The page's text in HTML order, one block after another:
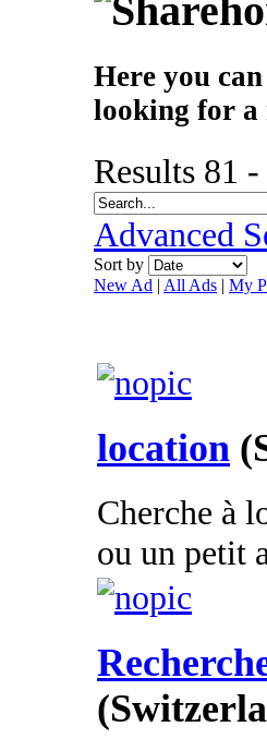
Here you
looking for a
Results 81
Advanced
Sort by
New Ad | All Ads | My
location
Cherche à
ou un petit